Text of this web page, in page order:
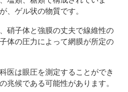
、ゲル状の物質です。
硝子体と強膜の丈夫で線維性の
体の圧力によって網膜が所定の
医は眼圧を測定することができ
兆候である可能性があります。